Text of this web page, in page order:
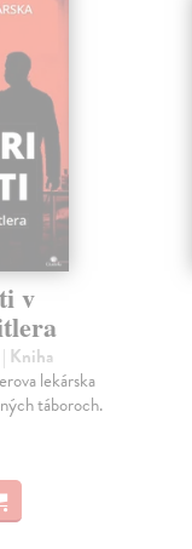
v
| Kniha
lekárska
táboroch.